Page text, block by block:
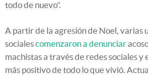
todo de nuevo”.
A partir de la agresión de Noel, varias
socialescomenzaron a denunciar
machistas a través de redes sociales y
más positivo de todo lo que vivió.